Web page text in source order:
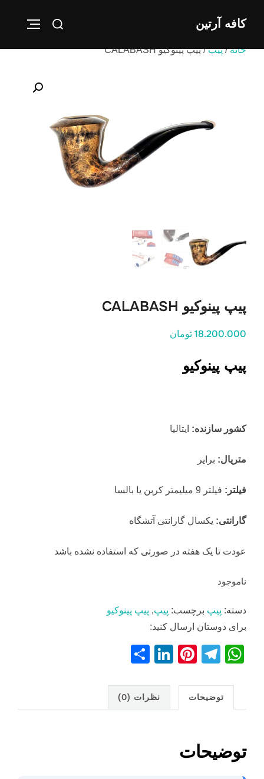
کافه آرتین
Search
خانه/پیپ/ پیپ پینوکیو CALABASH
پیپ پینوکیو CALABASH
18.200.000 تومان
پیپ پینوکیو
کشور سازنده: ایتالیا
متریال: برایر
فیلتر: فیلتر 9 میلیمتر کربن یا بالسا
گارانتی: یکسال گارانتی آتشگاه
عودت تا یک هفته در صورتی که استفاده نشده باشد
ناموجود
دسته: پیپ برچسب: پیپ, پیپ پینوکیو
برای دوستان ارسال کنید:
W
at
p
p
T
e
m
Pi
er
e
Li
k
e
ar
e
توضیحات نظرات (0)
توضیحات